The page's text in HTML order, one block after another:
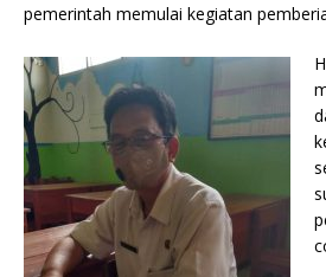
pemerintah memulai kegiatan